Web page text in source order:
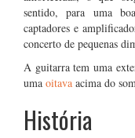
sentido, para uma
captadores e
concerto de pequenas
A guitarra tem uma
uma oitava acima do
História